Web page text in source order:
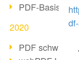
PDF-
2020
PDF